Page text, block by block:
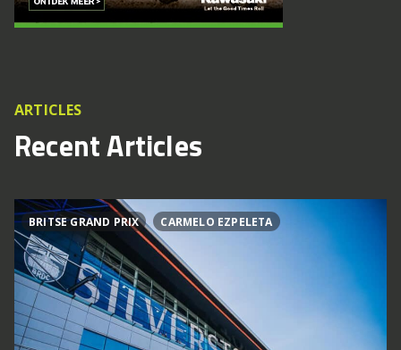
ARTICLES
Recent Articles
BRITSE GRAND PRIX CARMELO EZPELETA